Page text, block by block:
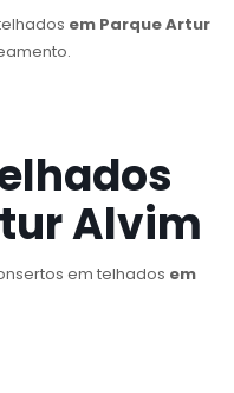
em Parque Artur
Alvim
em telhados em